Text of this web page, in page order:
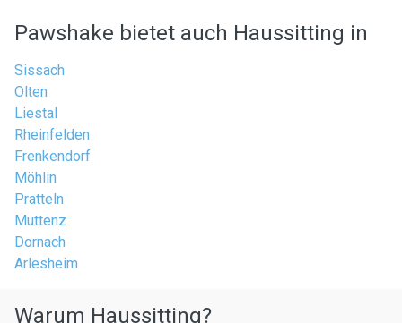
Pawshake bietet auch Haussitting in
Sissach
Olten
Liestal
Rheinfelden
Frenkendorf
Möhlin
Pratteln
Muttenz
Dornach
Arlesheim
Warum Haussitting?